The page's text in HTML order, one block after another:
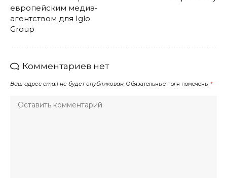
европейским медиа-
агентством для Iglo
Group
Комментариев нет
Ваш адрес email не будет опубликован. Обязательные поля помечены *